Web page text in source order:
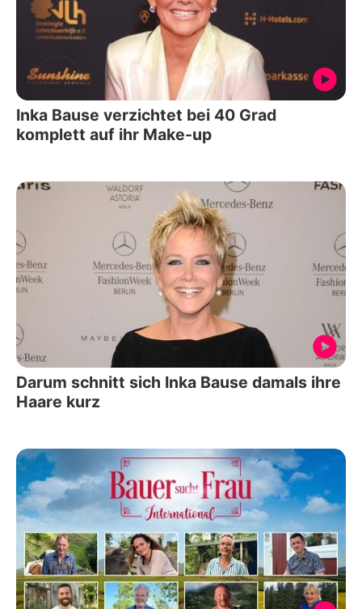
Inka Bause verzichtet bei 40 Grad
komplett auf ihr Make-up
Darum schnitt sich Inka Bause damals ihre
Haare kurz